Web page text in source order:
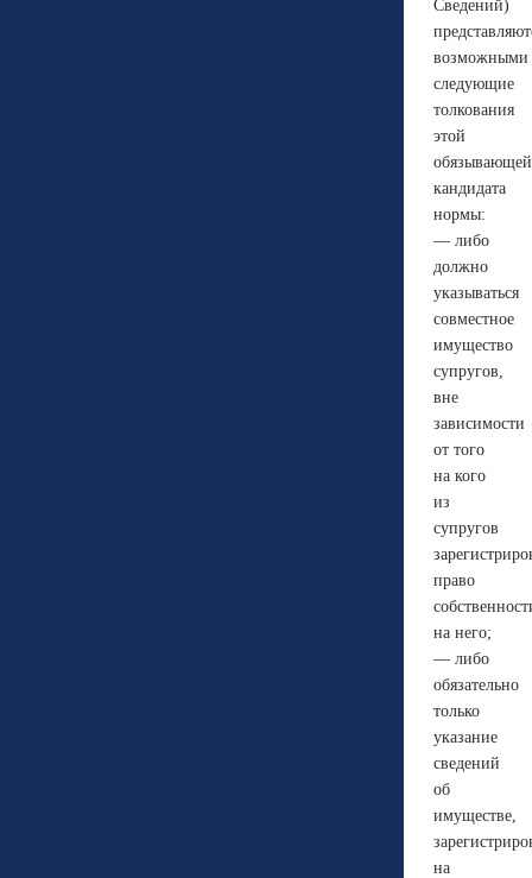
Сведений)
возможными
следующие
толкования
этой
обязывающей
кандидата
нормы:
— либо
должно
указываться
совместное
имущество
супругов,
вне
зависимости
от того
на кого
из
супругов
право
на него;
— либо
обязательно
только
указание
сведений
об
имуществе,
на